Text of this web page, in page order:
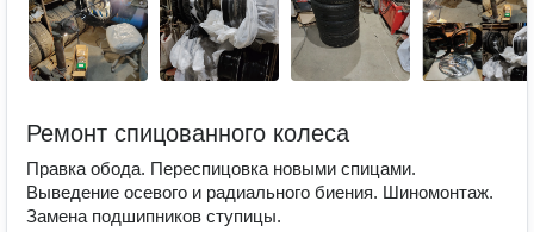
Ремонт спицованного колеса
Правка обода. Переспицовка новыми спицами.
Выведение осевого и радиального биения. Шиномонтаж.
Замена подшипников ступицы.